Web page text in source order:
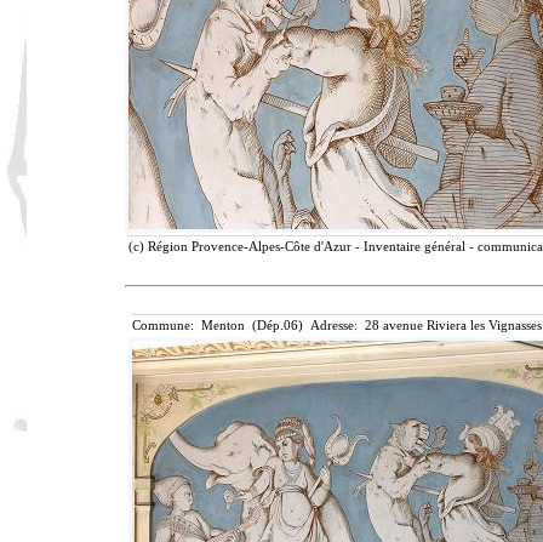
(c) Région Provence-Alpes-Côte d'Azur - Inventaire général -
Commune: Menton (Dép.06) Adresse: 28 avenue Riviera les